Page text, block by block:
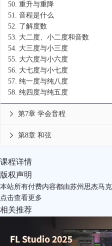
50. 重升与重降
51. 音程是什么
52. 了解度数
53. 大二度、小二度和音数
54. 大三度与小三度
55. 大六度与小六度
56. 大七度与小七度
57. 纯一度与纯八度
58. 纯四度与纯五度
第7章 学会音程

第8章 和弦

课程详情
版权声明
本站所有付费内容都由苏州思杰马
点击查看更多
相关推荐